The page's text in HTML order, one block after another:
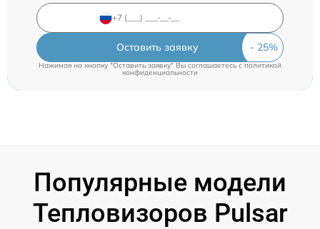
Оставить заявку
Нажимая на кнопку "Оставить заявку" Вы соглашаетесь cполитикой
конфиденциальности
Популярные модели
Тепловизоров Pulsar